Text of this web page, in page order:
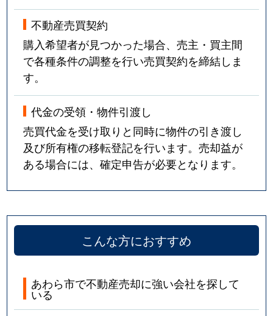
不動産売買契約
購入希望者が見つかった場合、売主・買主間
で各種条件の調整を行い売買契約を締結しま
す。
代金の受領・物件引渡し
売買代金を受け取りと同時に物件の引き渡し
及び所有権の移転登記を行います。売却益が
ある場合には、確定申告が必要となります。
こんな方におすすめ
あわら市で不動産売却に強い会社を探して
いる